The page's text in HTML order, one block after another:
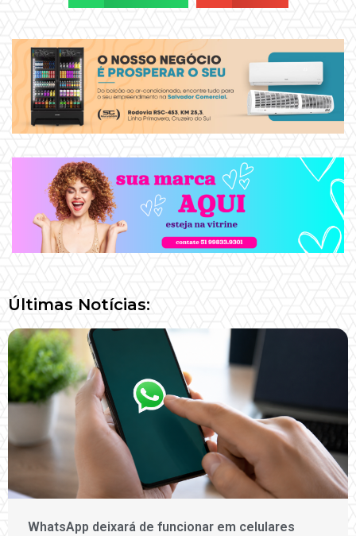
Últimas Notícias:
WhatsApp deixará de funcionar em celulares